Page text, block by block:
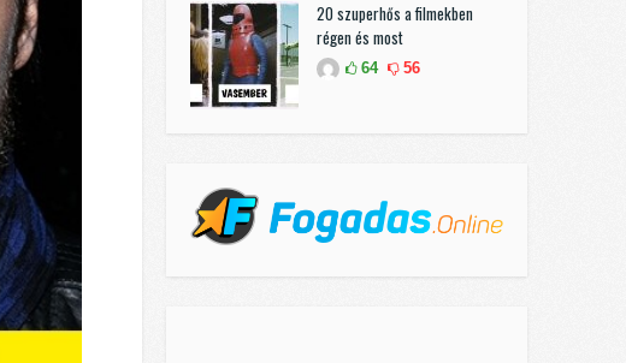
20 szuperhős a filmekben
régen és most
64 56